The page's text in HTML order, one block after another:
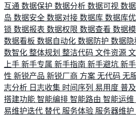
互通 数据保护 数据分析 数据可视 数
岛 数据安全 数据对接 数据库 数据库
锁 数据报表 数据权限 数据查看 数据
数据看板 数据自动化 数据防护 数据隐
数智化 整体规划 整洁代码 文件资源
上手 新手专属 新手指南 新手避坑 新
性 新锐产品 新锐厂商 方案 无代码 无
志分析 日志收集 时间序列 易用度 普及
搭建功能 智能编排 智能路由 智能运维
易维护迭代 替代 服务体验 服务器维护